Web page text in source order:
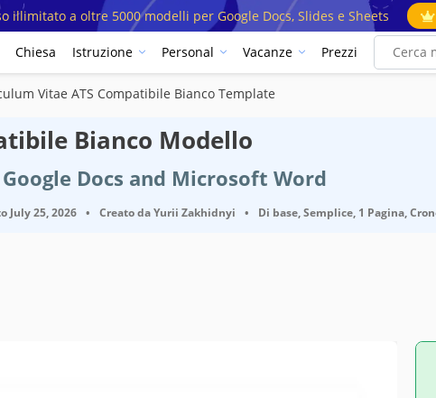
illimitato a oltre 5000 modelli per Google Docs, Slides e Sheets
Chiesa Istruzione Personal Vacanze Prezzi
Vitae ATS Compatibile Bianco Template
Bianco Modello
Docs and Microsoft Word
July 25, 2026 • Creato daYurii Zakhidnyi • Di base, Semplice, 1 Pagina,